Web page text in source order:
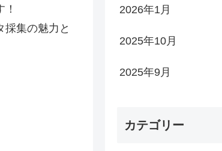
！
集の魅力と
2026年1月
2025年10月
2025年9月
カテゴリー